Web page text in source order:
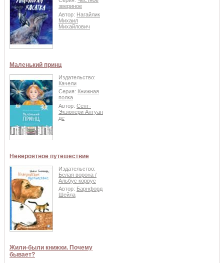
звериное
Автор: Нагайлик
Михаил
Михайлович
Маленький принц
Издательство:
Качели
Серия: Книжная
полка
Автор: Сент-
Экзюпери Антуан
де
Невероятное путешествие
Издательство:
Белая ворона /
Альбус корвус
Автор: Барнфорд
Шейла
Жили-были книжки. Почему
бывает?